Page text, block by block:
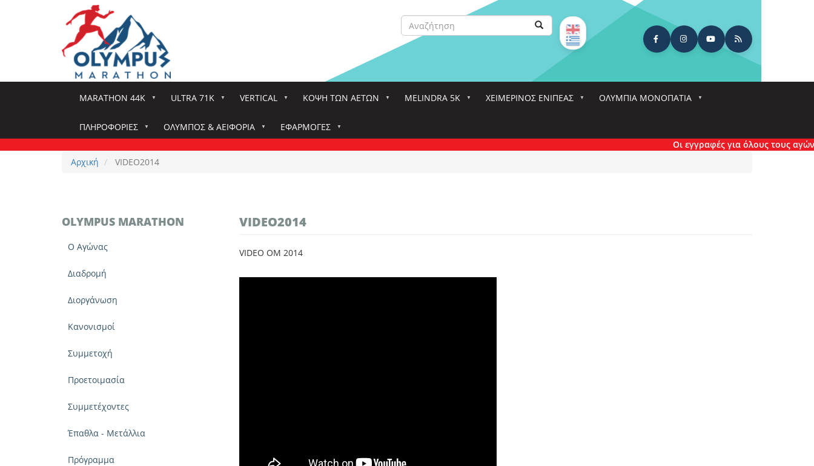
Search
Αναζήτηση Αναζήτηση
MARATHON 44K ULTRA 71K VERTICAL ΚΌΨΗ ΤΩΝ ΑΕΤΏΝ MELINDRA 5K ΧΕΙΜΕΡΙΝΟΣ ΕΝΙΠΕΑΣ ΟΛΎΜΠΙΑ ΜΟΝΟΠΆΤΙΑ
ΠΛΗΡΟΦΟΡΊΕΣ ΌΛΥΜΠΟΣ & ΑΕΙΦΟΡΊΑ
ΕΦΑΡΜΟΓΈΣ
Οι εγγραφές για όλους τους αγώνες
Αρχική
VIDEO2014
OLYMPUS MARATHON
Ο Αγώνας
Διαδρομή
Διοργάνωση
Κανονισμοί
Συμμετοχή
Προετοιμασία
Συμμετέχοντες
Έπαθλα - Μετάλλια
Πρόγραμμα
VIDEO2014
VIDEO OM 2014